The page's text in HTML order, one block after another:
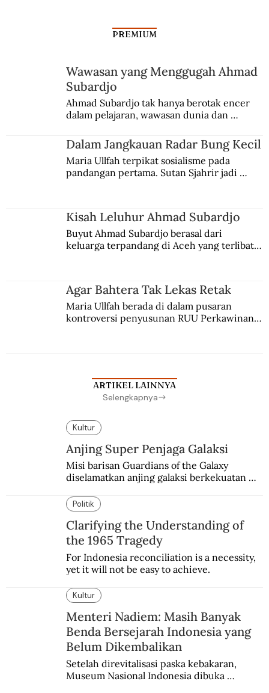
PREMIUM
Wawasan yang Menggugah Ahmad
Subardjo
Ahmad Subardjo tak hanya berotak encer
dalam pelajaran, wawasan dunia dan
Jules Verne, Multatuli, hingga Sun Yat-sen.
Dalam Jangkauan Radar Bung Kecil
Maria Ullfah terpikat sosialisme pada
pandangan pertama. Sutan Sjahrir jadi
Kisah Leluhur Ahmad Subardjo
Buyut Ahmad Subardjo berasal dari
keluarga terpandang di Aceh yang terlibat
Agar Bahtera Tak Lekas Retak
Maria Ullfah berada di dalam pusaran
kontroversi penyusunan RUU Perkawinan.
ARTIKEL LAINNYA
Selengkapnya
Kultur
Anjing Super Penjaga Galaksi
Misi barisan Guardians of the Galaxy
diselamatkan anjing galaksi berkekuatan
si martir antariksa Soviet.
Politik
Clarifying the Understanding of
the 1965 Tragedy
For Indonesia reconciliation is a necessity,
yet it will not be easy to achieve.
Kultur
Menteri Nadiem: Masih Banyak
Benda Bersejarah Indonesia yang
Belum Dikembalikan
Setelah direvitalisasi paska kebakaran,
Museum Nasional Indonesia dibuka